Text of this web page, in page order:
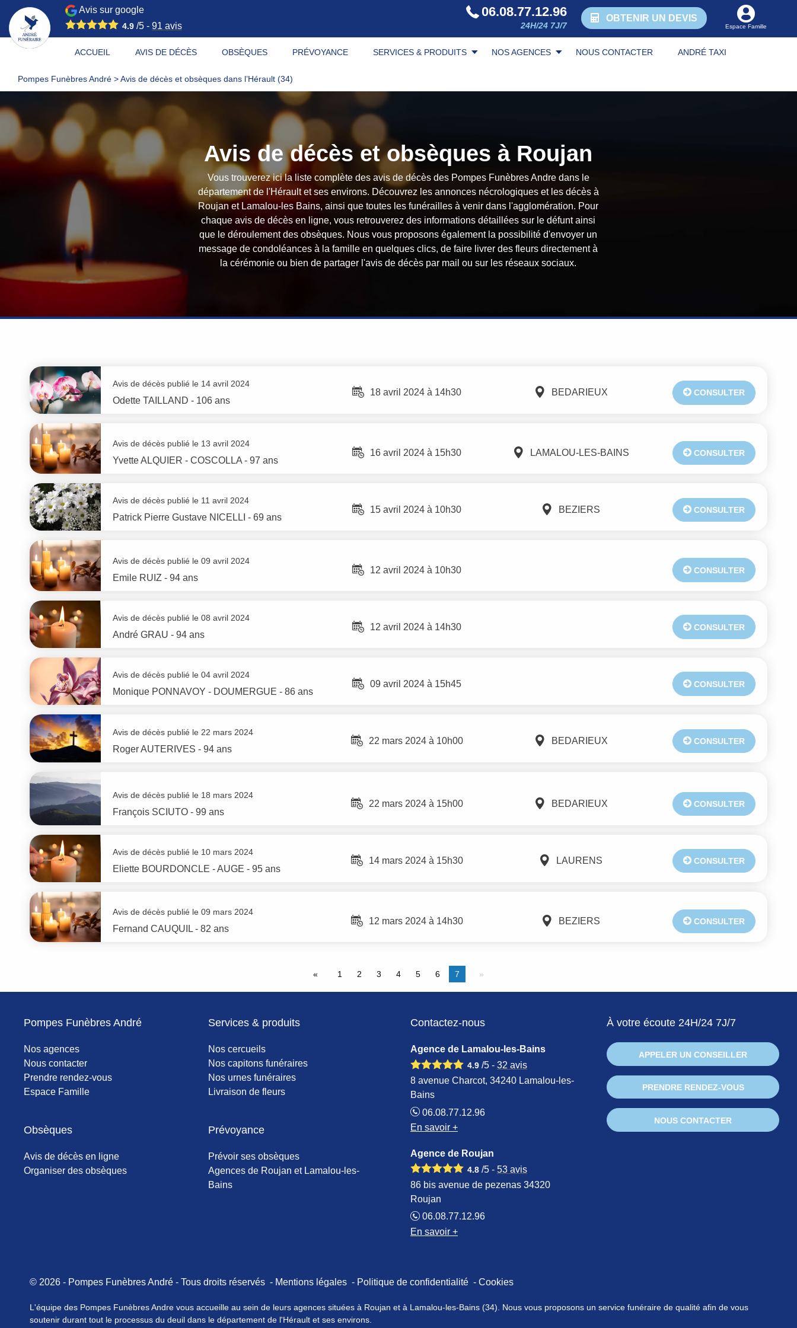
Avis sur google
4.9 /5 - 91 avis
06.08.77.12.96
24H/24 7J/7
OBTENIR UN DEVIS
Espace Famille
ACCUEIL AVIS DE DÉCÈS OBSÈQUES PRÉVOYANCE SERVICES & PRODUITS NOS AGENCES NOUS CONTACTER ANDRÉ TAXI
Pompes Funèbres André >Avis de décès et obsèques dans l’Hérault (34)
Avis de décès et obsèques à Roujan
Vous trouverez ici la liste complète des avis de décès des Pompes Funèbres Andre dans le
département de l'Hérault et ses environs. Découvrez les annonces nécrologiques et les décès à
Roujan et Lamalou-les Bains, ainsi que toutes les funérailles à venir dans l'agglomération. Pour
chaque avis de décès en ligne, vous retrouverez des informations détaillées sur le défunt ainsi
que le déroulement des obsèques. Nous vous proposons également la possibilité d'envoyer un
message de condoléances à la famille en quelques clics, de faire livrer des fleurs directement à
la cérémonie ou bien de partager l'avis de décès par mail ou sur les réseaux sociaux.
Avis de décès publié le 14 avril 2024
Odette TAILLAND - 106 ans
18 avril 2024 à 14h30 BEDARIEUX CONSULTER
Avis de décès publié le 13 avril 2024
YvetteALQUIER - COSCOLLA- 97 ans
16 avril 2024 à 15h30 LAMALOU-LES-BAINS CONSULTER
Avis de décès publié le 11 avril 2024
Patrick Pierre Gustave NICELLI - 69 ans
15 avril 2024 à 10h30 BEZIERS CONSULTER
Avis de décès publié le 09 avril 2024
Emile RUIZ - 94 ans
12 avril 2024 à 10h30 CONSULTER
Avis de décès publié le 08 avril 2024
André GRAU - 94 ans
12 avril 2024 à 14h30 CONSULTER
Avis de décès publié le 04 avril 2024
Monique PONNAVOY - DOUMERGUE - 86 ans
09 avril 2024 à 15h45 CONSULTER
Avis de décès publié le 22 mars 2024
RogerAUTERIVES - 94 ans
22 mars 2024 à 10h00 BEDARIEUX CONSULTER
Avis de décès publié le 18 mars 2024
François SCIUTO - 99 ans
22 mars 2024 à 15h00 BEDARIEUX CONSULTER
Avis de décès publié le 10 mars 2024
Eliette BOURDONCLE - AUGE - 95 ans
14 mars 2024 à 15h30 LAURENS CONSULTER
Avis de décès publié le 09 mars 2024
Fernand CAUQUIL - 82 ans
12 mars 2024 à 14h30 BEZIERS CONSULTER
1 2 3 4 5 6 7
Pompes Funèbres André
Nos agences
Nous contacter
Prendre rendez-vous
Espace Famille
Services & produits
Nos cercueils
Nos capitons funéraires
Nos urnes funéraires
Livraison de fleurs
Obsèques
Avis de décès en ligne
Organiser des obsèques
Prévoyance
Prévoir ses obsèques
Agences de Roujan et Lamalou-les-
Bains
Contactez-nous
Agence de Lamalou-les-Bains
4.9 /5 - 32 avis
8 avenue Charcot, 34240 Lamalou-les-
Bains
06.08.77.12.96
En savoir +
Agence de Roujan
4.8 /5 - 53 avis
86 bis avenue de pezenas 34320
Roujan
06.08.77.12.96
En savoir +
À votre écoute 24H/24 7J/7
APPELER UN CONSEILLER
PRENDRE RENDEZ-VOUS
NOUS CONTACTER
© 2026 - Pompes Funèbres André - Tous droits réservés Mentions légales Politique de confidentialité Cookies
L'équipe des Pompes Funèbres Andre vous accueille au sein de leurs agences situées à Roujan et à Lamalou-les-Bains (34). Nous vous proposons un service funéraire de qualité afin de vous
soutenir durant tout le processus du deuil dans le département de l'Hérault et ses environs.